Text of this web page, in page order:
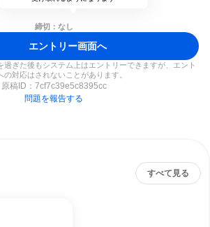
締切：なし
エントリー画面へ
過ぎた後もシステム上はエントリーできますが、エント
の対応はされないことがあります。
原稿ID： 7cf7c39e5c8395cc
問題を報告する
すべて見る